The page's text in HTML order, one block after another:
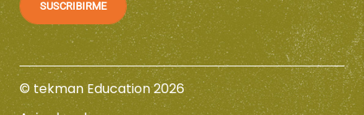
© tekman Education 2026